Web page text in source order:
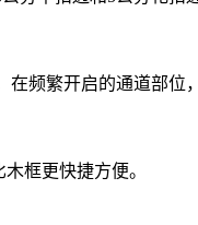
频繁开启的通道部位
框更快捷方便。